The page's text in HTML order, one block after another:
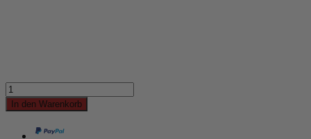
In den Warenkorb